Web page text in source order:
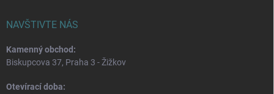
NAVŠTIVTE NÁS
Kamenný obchod:
Biskupcova 37, Praha 3 - Žižkov
Otevírací doba: